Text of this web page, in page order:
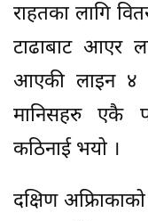
राहतका लागि
टाढाबाट आएर
आएकी लाइन ४
मानिसहरु एकै
कठिनाई भयो ।
दक्षिण